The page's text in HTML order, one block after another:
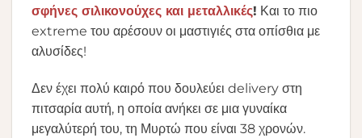
σφήνες σιλικονούχες και μεταλλικές! Και το πιο
extreme του αρέσουν οι μαστιγιές στα οπίσθια με
αλυσίδες!
Δεν έχει πολύ καιρό που δουλεύει delivery στη
πιτσαρία αυτή, η οποία ανήκει σε μια γυναίκα
μεγαλύτερή του, τη Μυρτώ που είναι 38 χρονών.